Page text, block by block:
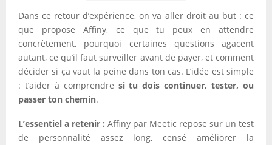
Dans ce retour d’expérience, on va aller droit au but : ce
que propose Affiny, ce que tu peux en attendre
concrètement, pourquoi certaines questions agacent
autant, ce qu’il faut surveiller avant de payer, et comment
décider si ça vaut la peine dans ton cas. L’idée est simple
: t’aider à comprendre si tu dois continuer, tester, ou
passer ton chemin.
L’essentiel a retenir : Affiny par Meetic repose sur un test
de personnalité assez long, censé améliorer la